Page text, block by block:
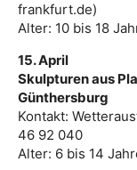
frankfurt.de)
Alter: 10 bis 18
15. April
Skulpturen aus
Günthersburg
Kontakt:
46 92 040
Alter: 6 bis 14